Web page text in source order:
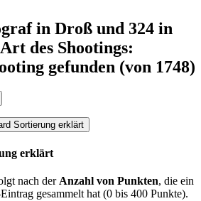
in Droß und 324 in
des Shootings:
gefunden (von 1748)
Sortierung erklärt
erklärt
nach derAnzahl von Punkten, die ein
gesammelt hat (0 bis 400 Punkte).